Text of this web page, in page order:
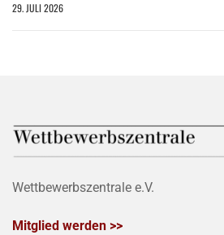
29. JULI 2026
Wettbewerbszentrale e.V.
Mitglied werden >>